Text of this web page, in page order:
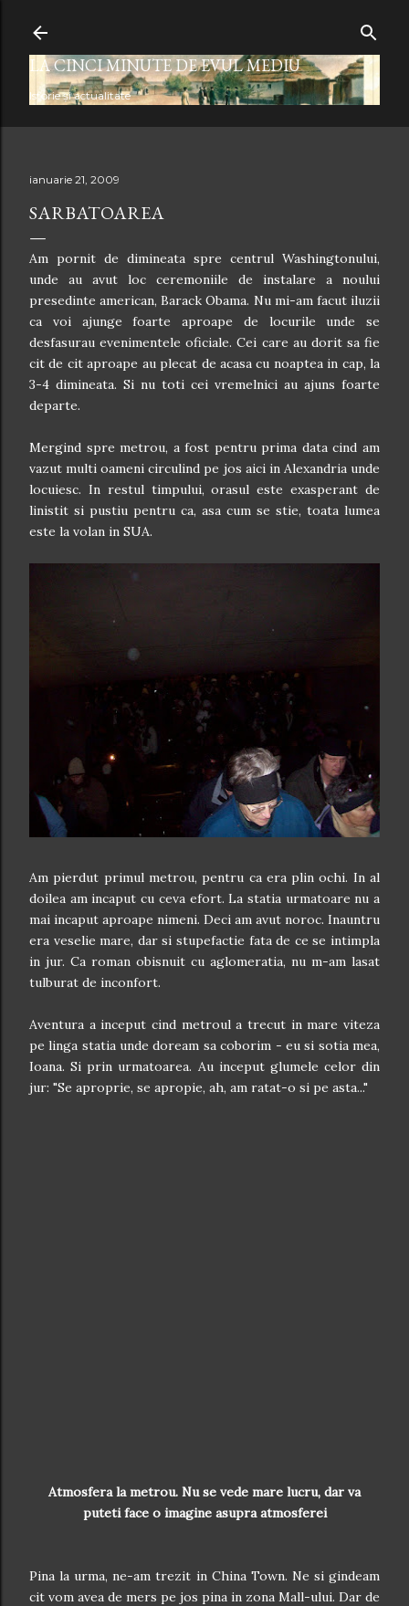
LA CINCI MINUTE DE EVUL MEDIU
Istorie şi actualitate
ianuarie 21, 2009
SARBATOAREA
Am pornit de dimineata spre centrul Washingtonului,
unde au avut loc ceremoniile de instalare a noului
presedinte american, Barack Obama. Nu mi-am facut iluzii
ca voi ajunge foarte aproape de locurile unde se
desfasurau evenimentele oficiale. Cei care au dorit sa fie
cit de cit aproape au plecat de acasa cu noaptea in cap, la
3-4 dimineata. Si nu toti cei vremelnici au ajuns foarte
departe.
Mergind spre metrou, a fost pentru prima data cind am
vazut multi oameni circulind pe jos aici in Alexandria unde
locuiesc. In restul timpului, orasul este exasperant de
linistit si pustiu pentru ca, asa cum se stie, toata lumea
este la volan in SUA.
Am pierdut primul metrou, pentru ca era plin ochi. In al
doilea am incaput cu ceva efort. La statia urmatoare nu a
mai incaput aproape nimeni. Deci am avut noroc. Inauntru
era veselie mare, dar si stupefactie fata de ce se intimpla
in jur. Ca roman obisnuit cu aglomeratia, nu m-am lasat
tulburat de inconfort.
Aventura a inceput cind metroul a trecut in mare viteza
pe linga statia unde doream sa coborim - eu si sotia mea,
Ioana. Si prin urmatoarea. Au inceput glumele celor din
jur: "Se aproprie, se apropie, ah, am ratat-o si pe asta..."
Atmosfera la metrou. Nu se vede mare lucru, dar va
puteti face o imagine asupra atmosferei
Pina la urma, ne-am trezit in China Town. Ne si gindeam
cit vom avea de mers pe jos pina in zona Mall-ului. Dar de